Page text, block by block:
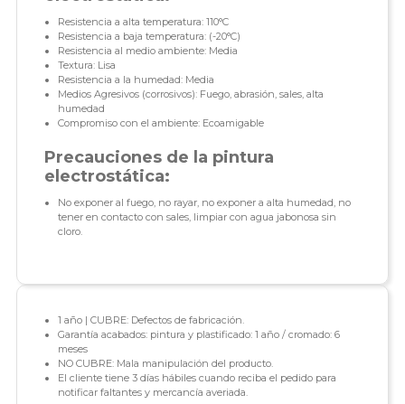
Resistencia a alta temperatura: 110°C
Resistencia a baja temperatura: (-20°C)
Resistencia al medio ambiente: Media
Textura: Lisa
Resistencia a la humedad: Media
Medios Agresivos (corrosivos): Fuego, abrasión, sales, alta
humedad
Compromiso con el ambiente: Ecoamigable
Precauciones de la pintura
electrostática:
No exponer al fuego, no rayar, no exponer a alta humedad, no
tener en contacto con sales, limpiar con agua jabonosa sin
cloro.
1 año | CUBRE: Defectos de fabricación.
Garantía acabados: pintura y plastificado: 1 año / cromado: 6
meses
NO CUBRE: Mala manipulación del producto.
El cliente tiene 3 días hábiles cuando reciba el pedido para
notificar faltantes y mercancía averiada.